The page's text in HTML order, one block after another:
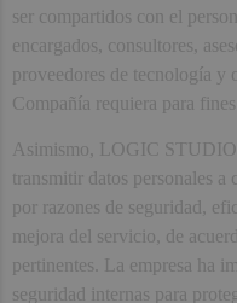
ser compartidos con el
encargados, consultores,
proveedores de tecnología y
Compañía requiera para
Asimismo, LOGIC
transmitir datos personales a
por razones de seguridad,
mejora del servicio, de
pertinentes. La empresa ha
seguridad internas para